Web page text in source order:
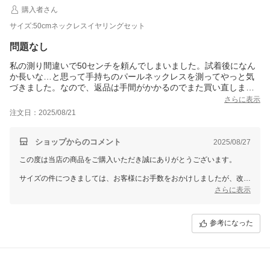
またのご利用を心よりお待ちしております。
購入者さん
サイズ:50cmネックレスイヤリングセット
問題なし
私の測り間違いで50センチを頼んでしまいました。試着後になん
か長いな…と思って手持ちのパールネックレスを測ってやっと気
づきました。なので、返品は手間がかかるのでまた買い直しまし
母から譲り受けたパールネックレスを使っていたのですがパール
が禿げてしまったので今度は持っていないグレーパールを選びま
でいいと割り切りました。あとは少しでも長く持ってくれたらい
買い得なので！買い直したものが届いたらまたレビューします。
さらに表示
注文日：2025/08/21
ショップからのコメント 2025/08/27
この度は当店の商品をご購入いただき誠にありがとうございます。
サイズの件につきましては、お客様にお手数をおかけしましたが、改め
てご注文いただけたとのこと安心いたしました。クーポンをご活用いた
また、お母様から受け継がれたネックレスに代わり、今回グレーパール
をお選びいただいたとのこと、大切な機会に当店の商品をご利用いただ
さらに表示
参考になった